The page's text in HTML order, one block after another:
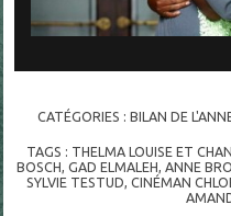
CATÉGORIES : BILAN DE
TAGS : THELMA LOUISE ET
BOSCH, GAD ELMALEH, ANNE
SYLVIE TESTUD,CINÉMAN